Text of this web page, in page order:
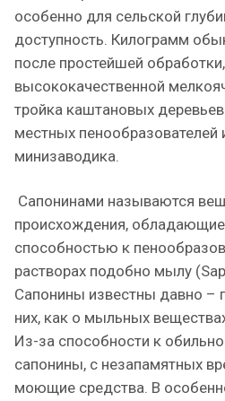
особенно для сельской
доступность. Килограмм
после простейшей
высококачественной
тройка каштановых
местных пенообразователей
минизаводика.
Сапонинами называются
происхождения,
способностью к
растворах подобно мылу
Сапонины известны давно –
них, как о мыльных
Из-за способности к
сапонины, с незапамятных
моющие средства. В